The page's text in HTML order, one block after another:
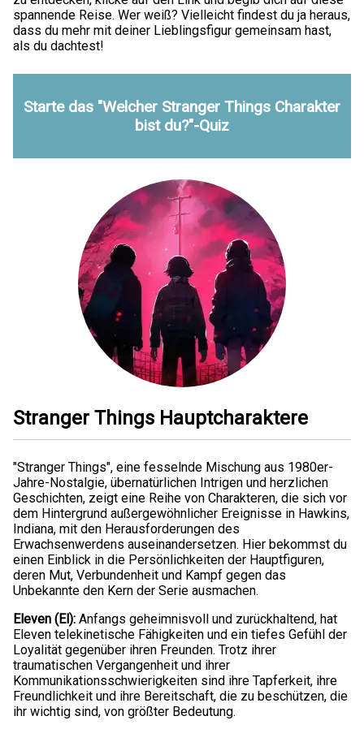
spannende Reise. Wer weiß? Vielleicht findest du ja heraus,
dass du mehr mit deiner Lieblingsfigur gemeinsam hast,
als du dachtest!
Starte das "Welcher Stranger Things Charakter
bist du?"-Quiz
Stranger Things Hauptcharaktere
"Stranger Things", eine fesselnde Mischung aus 1980er-
Jahre-Nostalgie, übernatürlichen Intrigen und herzlichen
Geschichten, zeigt eine Reihe von Charakteren, die sich vor
dem Hintergrund außergewöhnlicher Ereignisse in Hawkins,
Indiana, mit den Herausforderungen des
Erwachsenwerdens auseinandersetzen. Hier bekommst du
einen Einblick in die Persönlichkeiten der Hauptfiguren,
deren Mut, Verbundenheit und Kampf gegen das
Unbekannte den Kern der Serie ausmachen.
Eleven (El): Anfangs geheimnisvoll und zurückhaltend, hat
Eleven telekinetische Fähigkeiten und ein tiefes Gefühl der
Loyalität gegenüber ihren Freunden. Trotz ihrer
traumatischen Vergangenheit und ihrer
Kommunikationsschwierigkeiten sind ihre Tapferkeit, ihre
Freundlichkeit und ihre Bereitschaft, die zu beschützen, die
ihr wichtig sind, von größter Bedeutung.